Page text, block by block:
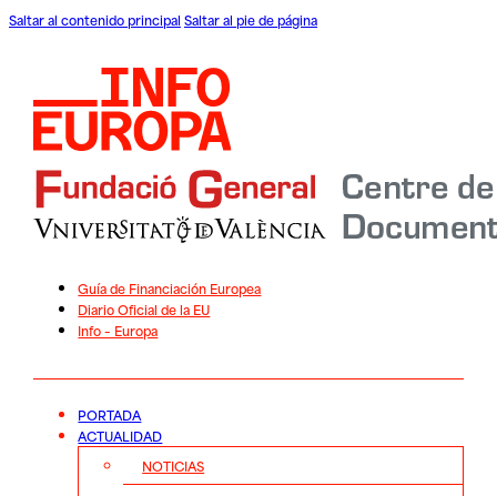
Saltar al contenido principal Saltar al pie de página
Guía de Financiación Europea
Diario Oficial de la EU
Info – Europa
PORTADA
ACTUALIDAD
NOTICIAS